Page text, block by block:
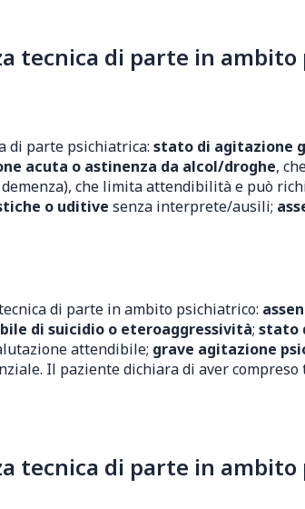
tecnica di parte in
di parte psichiatrica: stato di agitazione
acuta o astinenza da alcol/droghe,
demenza), che limita attendibilità e può
o uditive senza interprete/ausili;
di parte in ambito psichiatrico:
di suicidio o eteroaggressività; stato
attendibile; grave agitazione
Il paziente dichiara di aver
tecnica di parte in